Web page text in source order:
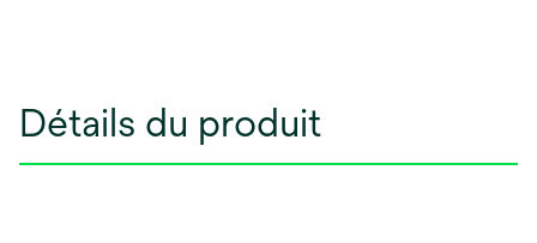
Détails du produit